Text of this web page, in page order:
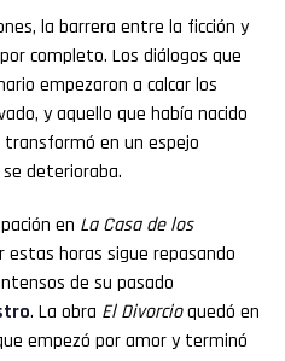
la barrera entre la ficción y
completo. Los diálogos que
empezaron a calcar los
y aquello que había nacido
en un espejo
deterioraba.
en La Casa de los
estas horas sigue repasando
de su pasado
. La obra El Divorcioquedó en
empezó por amor y terminó